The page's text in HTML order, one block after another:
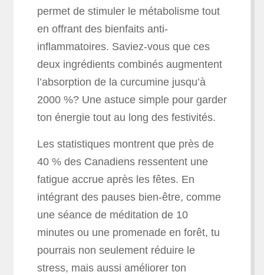
permet de stimuler le métabolisme tout
en offrant des bienfaits anti-
inflammatoires. Saviez-vous que ces
deux ingrédients combinés augmentent
l’absorption de la curcumine jusqu’à
2000 %? Une astuce simple pour garder
ton énergie tout au long des festivités.
Les statistiques montrent que près de
40 % des Canadiens ressentent une
fatigue accrue après les fêtes. En
intégrant des pauses bien-être, comme
une séance de méditation de 10
minutes ou une promenade en forêt, tu
pourrais non seulement réduire le
stress, mais aussi améliorer ton